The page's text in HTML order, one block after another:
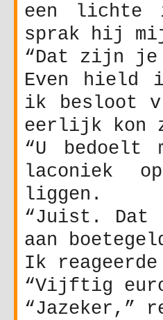
een lichte
sprak hij
“Dat zijn je
Even hield
ik besloot
eerlijk kon
“U bedoelt
laconiek
liggen.
“Juist. Dat
aan
Ik reageerde
“Vijftig
“Jazeker,”